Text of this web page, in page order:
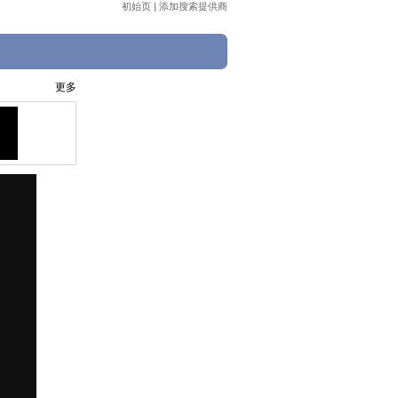
初始页 | 添加搜索提供商
更多